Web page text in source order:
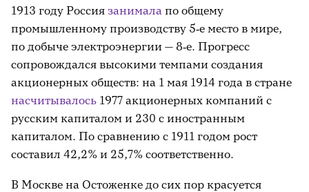
1913 году Россия занимала по общему
промышленному производству 5‑е место в мире,
по добыче электроэнергии — 8‑е. Прогресс
сопровождался высокими темпами создания
акционерных обществ: на 1 мая 1914 года в стране
насчитывалось 1977 акционерных компаний с
русским капиталом и 230 с иностранным
капиталом. По сравнению с 1911 годом рост
составил 42,2% и 25,7% соответственно.
В Москве на Остоженке до сих пор красуется